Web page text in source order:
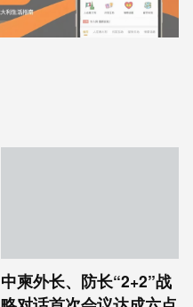
中柬外长、防长“2+2”战